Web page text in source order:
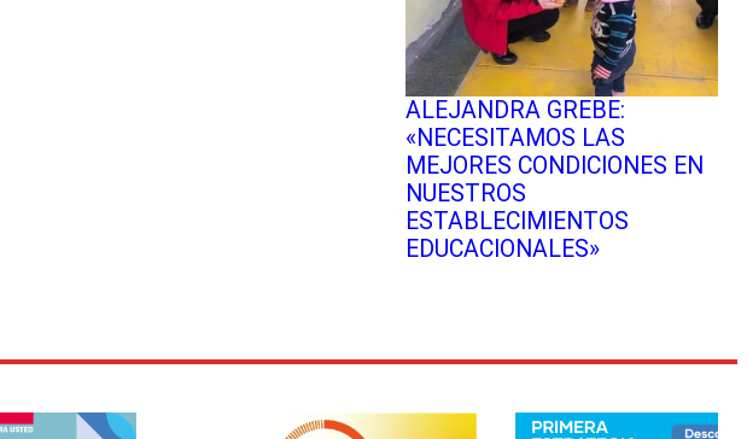
ALEJANDRA GREBE:
«NECESITAMOS LAS
MEJORES CONDICIONES EN
NUESTROS
ESTABLECIMIENTOS
EDUCACIONALES»